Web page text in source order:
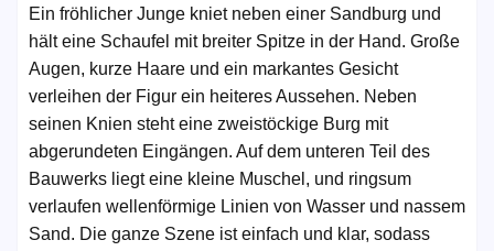
Ein fröhlicher Junge kniet neben einer Sandburg und
hält eine Schaufel mit breiter Spitze in der Hand. Große
Augen, kurze Haare und ein markantes Gesicht
verleihen der Figur ein heiteres Aussehen. Neben
seinen Knien steht eine zweistöckige Burg mit
abgerundeten Eingängen. Auf dem unteren Teil des
Bauwerks liegt eine kleine Muschel, und ringsum
verlaufen wellenförmige Linien von Wasser und nassem
Sand. Die ganze Szene ist einfach und klar, sodass